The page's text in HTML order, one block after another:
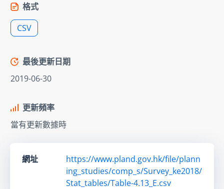
格式
CSV
最後更新日期
2019-06-30
更新頻率
當有更新數據時
網址
https://www.pland.gov.hk/file/plann
ing_studies/comp_s/Survey_ke2018/
Stat_tables/Table-4.13_E.csv